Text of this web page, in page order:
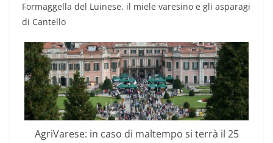
Formaggella del Luinese, il miele varesino e gli asparagi
di Cantello
AgriVarese: in caso di maltempo si terrà il 25